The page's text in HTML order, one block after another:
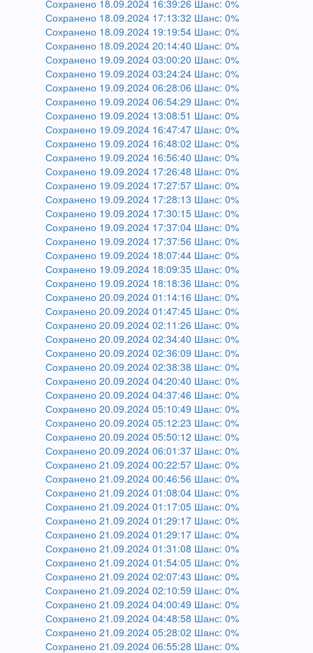
Сохранено 18.09.2024 16:39:26 Шанс: 0%
Сохранено 18.09.2024 17:13:32 Шанс: 0%
Сохранено 18.09.2024 19:19:54 Шанс: 0%
Сохранено 18.09.2024 20:14:40 Шанс: 0%
Сохранено 19.09.2024 03:00:20 Шанс: 0%
Сохранено 19.09.2024 03:24:24 Шанс: 0%
Сохранено 19.09.2024 06:28:06 Шанс: 0%
Сохранено 19.09.2024 06:54:29 Шанс: 0%
Сохранено 19.09.2024 13:08:51 Шанс: 0%
Сохранено 19.09.2024 16:47:47 Шанс: 0%
Сохранено 19.09.2024 16:48:02 Шанс: 0%
Сохранено 19.09.2024 16:56:40 Шанс: 0%
Сохранено 19.09.2024 17:26:48 Шанс: 0%
Сохранено 19.09.2024 17:27:57 Шанс: 0%
Сохранено 19.09.2024 17:28:13 Шанс: 0%
Сохранено 19.09.2024 17:30:15 Шанс: 0%
Сохранено 19.09.2024 17:37:04 Шанс: 0%
Сохранено 19.09.2024 17:37:56 Шанс: 0%
Сохранено 19.09.2024 18:07:44 Шанс: 0%
Сохранено 19.09.2024 18:09:35 Шанс: 0%
Сохранено 19.09.2024 18:18:36 Шанс: 0%
Сохранено 20.09.2024 01:14:16 Шанс: 0%
Сохранено 20.09.2024 01:47:45 Шанс: 0%
Сохранено 20.09.2024 02:11:26 Шанс: 0%
Сохранено 20.09.2024 02:34:40 Шанс: 0%
Сохранено 20.09.2024 02:36:09 Шанс: 0%
Сохранено 20.09.2024 02:38:38 Шанс: 0%
Сохранено 20.09.2024 04:20:40 Шанс: 0%
Сохранено 20.09.2024 04:37:46 Шанс: 0%
Сохранено 20.09.2024 05:10:49 Шанс: 0%
Сохранено 20.09.2024 05:12:23 Шанс: 0%
Сохранено 20.09.2024 05:50:12 Шанс: 0%
Сохранено 20.09.2024 06:01:37 Шанс: 0%
Сохранено 21.09.2024 00:22:57 Шанс: 0%
Сохранено 21.09.2024 00:46:56 Шанс: 0%
Сохранено 21.09.2024 01:08:04 Шанс: 0%
Сохранено 21.09.2024 01:17:05 Шанс: 0%
Сохранено 21.09.2024 01:29:17 Шанс: 0%
Сохранено 21.09.2024 01:29:17 Шанс: 0%
Сохранено 21.09.2024 01:31:08 Шанс: 0%
Сохранено 21.09.2024 01:54:05 Шанс: 0%
Сохранено 21.09.2024 02:07:43 Шанс: 0%
Сохранено 21.09.2024 02:10:59 Шанс: 0%
Сохранено 21.09.2024 04:00:49 Шанс: 0%
Сохранено 21.09.2024 04:48:58 Шанс: 0%
Сохранено 21.09.2024 05:28:02 Шанс: 0%
Сохранено 21.09.2024 06:55:28 Шанс: 0%